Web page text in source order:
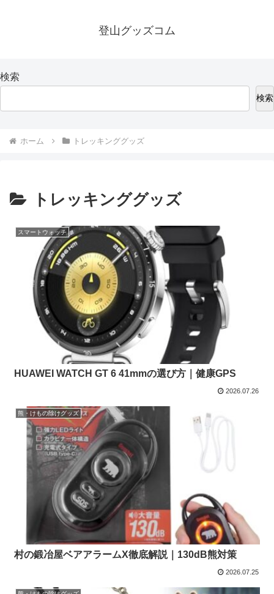
登山グッズコム
検索
検索
ホーム トレッキンググッズ
トレッキンググッズ
スマートウォッチ
HUAWEI WATCH GT 6 41mmの選び方｜健康GPS
2026.07.26
熊・けもの除けグッズ
村の鍛冶屋ベアアラームX徹底解説｜130dB熊対策
2026.07.25